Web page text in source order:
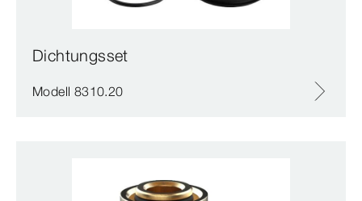
Dichtungsset
Modell 8310.20